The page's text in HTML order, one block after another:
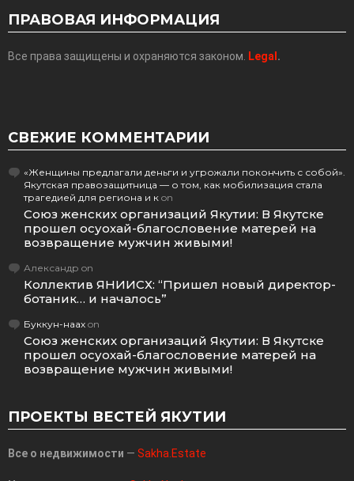
ПРАВОВАЯ ИНФОРМАЦИЯ
Все права защищены и охраняются законом. Legal .
СВЕЖИЕ КОММЕНТАРИИ
«Женщины предлагали деньги и угрожали покончить с собой».
Якутская правозащитница — о том, как мобилизация стала
трагедией для региона и к on
Союз женских организаций Якутии: В Якутске
прошел осуохай-благословение матерей на
возвращение мужчин живыми!
Александр on
Коллектив ЯНИИСХ: “Пришел новый директор-
ботаник… и началось”
Буккун-наах on
Союз женских организаций Якутии: В Якутске
прошел осуохай-благословение матерей на
возвращение мужчин живыми!
ПРОЕКТЫ ВЕСТЕЙ ЯКУТИИ
Все о недвижимости — Sakha.Estate